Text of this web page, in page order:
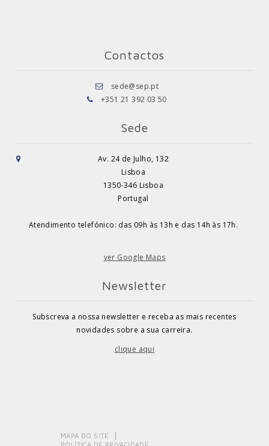
Contactos
sede@sep.pt
+351 21 392 03 50
Sede
Av. 24 de Julho, 132
Lisboa
1350-346 Lisboa
Portugal
Atendimento telefónico: das 09h às 13h e das 14h às 17h.
ver Google Maps
Newsletter
Subscreva a nossa newsletter e receba as mais recentes
novidades sobre a sua carreira.
clique aqui
MAPA DO SITE